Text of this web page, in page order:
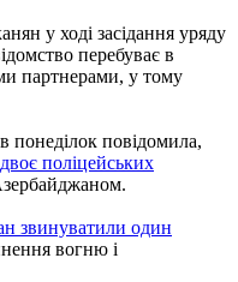
у ході засідання уряду
перебуває в
партнерами, у тому
понеділок повідомила,
двоє поліцейських
звинуватили один
вогню і